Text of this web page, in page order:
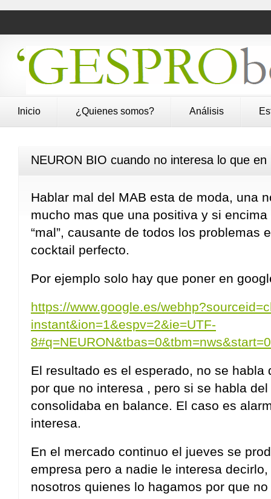
Inicio ¿Quienes somos? Análisis
NEURON BIO cuando no interesa lo que
Hablar mal del MAB esta de moda, una
mucho mas que una positiva y si
“mal”, causante de todos los problemas
cocktail perfecto.
Por ejemplo solo hay que poner en
https://www.google.es/
instant&ion=1&espv=2&ie=UTF-
8#q=NEURON&tbas=0&tbm=nws&start=0
El resultado es el esperado, no se habla
por que no interesa , pero si se habla del
consolidaba en balance. El caso es
interesa.
En el mercado continuo el jueves se
empresa pero a nadie le interesa
nosotros quienes lo hagamos por que